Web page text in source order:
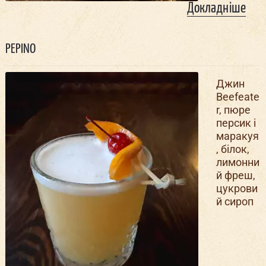
Докладніше
PEPINO
Джин
Beefeate
r, пюре
персик і
маракуя
, білок,
лимонни
й фреш,
цукрови
й сироп